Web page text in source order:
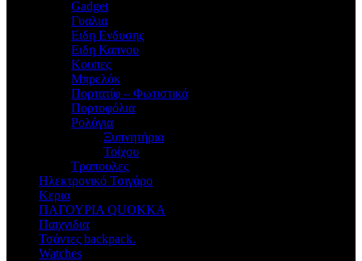
Gadget
Γυαλια
Ειδη Ενδυσης
Ειδη Καπνου
Κουπες
Μπρελόκ
Πορτατίφ – Φωτιστικά
Πορτοφόλια
Ρολόγια
Ξυπνητήρια
Τοίχου
Τραπουλες
Ηλεκτρονικό Τσιγάρο
Κερια
ΠΑΓΟΥΡΙΑ QUOKKA
Παιχνιδια
Τσάντες backpack.
Watches